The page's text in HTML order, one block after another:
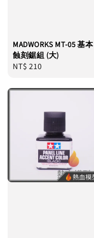
MADWORKS MT-05 基本
蝕刻鋸組 (大)
Regular
NT$ 210